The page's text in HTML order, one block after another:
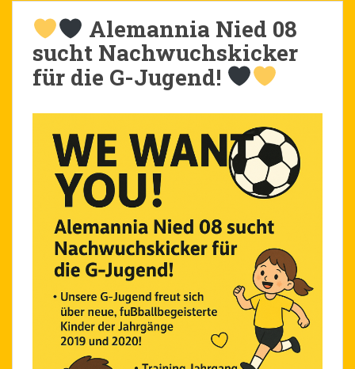
Alemannia Nied 08
sucht Nachwuchskicker
für die G-Jugend!